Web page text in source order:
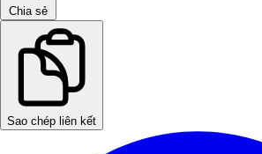
Chia sẻ
Sao chép liên kết